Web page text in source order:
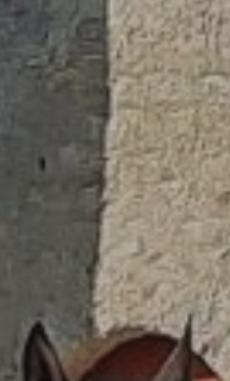
Richebourg
Septeuil
Tacoignières
Type de
Sport
Expositions
Concerts
Visites